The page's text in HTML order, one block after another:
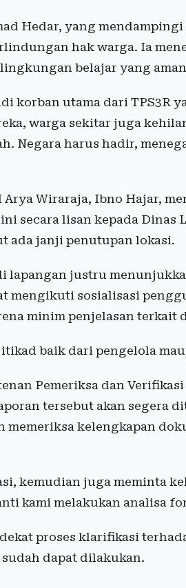
Hedar, yang
hak warga. Ia
belajar yang
korban utama dari TPS3R
warga sekitar juga
Negara harus hadir,
Wiraraja, Ibno Hajar,
secara lisan kepada Dinas
ada janji penutupan lokasi.
justru
mengikuti sosialisasi
minim penjelasan terkait
baik dari pengelola
Pemeriksa dan
tersebut akan segera
kelengkapan
kemudian juga meminta
kami melakukan analisa
proses klarifikasi
dapat dilakukan.